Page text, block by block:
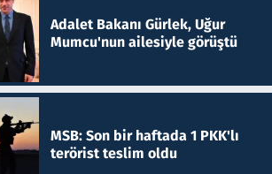
Adalet Bakanı Gürlek, Uğur
Mumcu'nun ailesiyle görüştü
MSB: Son bir haftada 1 PKK'lı
terörist teslim oldu